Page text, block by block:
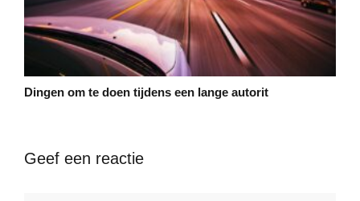
Dingen om te doen tijdens een lange autorit
Geef een reactie